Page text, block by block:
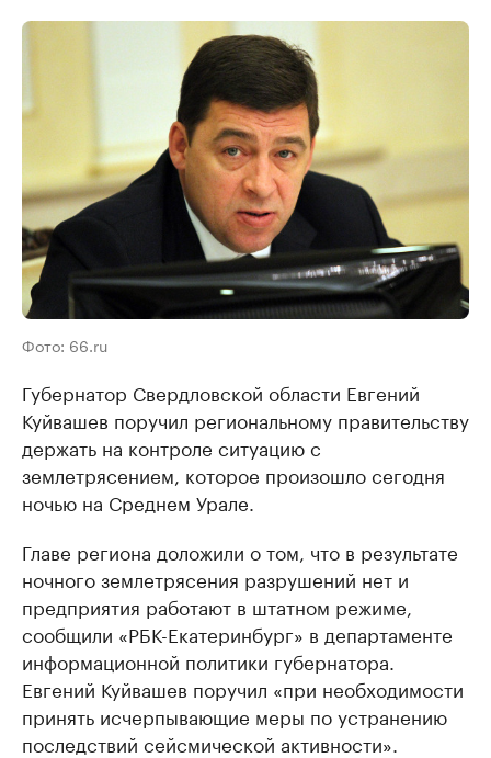
Фото: 66.ru
Губернатор Свердловской области Евгений
Куйвашев поручил региональному правительству
держать на контроле ситуацию с
землетрясением, которое произошло сегодня
ночью на Среднем Урале.
Главе региона доложили о том, что в результате
ночного землетрясения разрушений нет и
предприятия работают в штатном режиме,
сообщили «РБК-Екатеринбург» в департаменте
информационной политики губернатора.
Евгений Куйвашев поручил «при необходимости
принять исчерпывающие меры по устранению
последствий сейсмической активности».